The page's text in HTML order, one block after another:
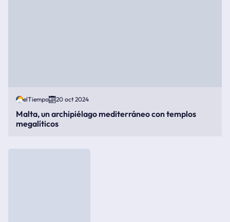
elTiempo 20 oct 2024
Malta, un archipiélago mediterráneo con templos
megalíticos